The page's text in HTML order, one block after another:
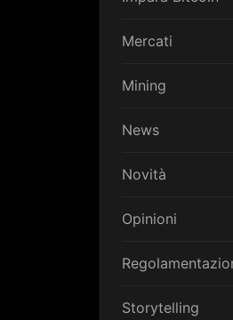
Mercati
Mining
News
Novità
Opinioni
Storytelling